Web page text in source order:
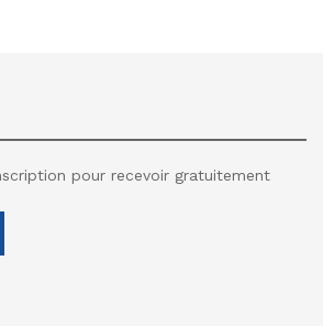
pour recevoir gratuitement